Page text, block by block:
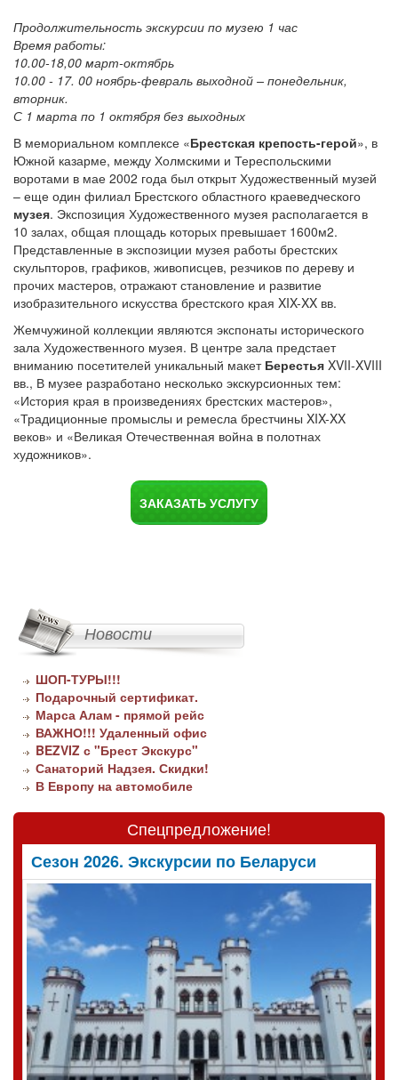
Продолжительность экскурсии по музею 1 час
Время работы:
10.00-18,00 март-октябрь
10.00 - 17. 00 ноябрь-февраль выходной – понедельник,
вторник.
С 1 марта по 1 октября без выходных
В мемориальном комплексе «Брестская крепость-герой», в
Южной казарме, между Холмскими и Тереспольскими
воротами в мае 2002 года был открыт Художественный музей
– еще один филиал Брестского областного краеведческого
музея. Экспозиция Художественного музея располагается в
10 залах, общая площадь которых превышает 1600м2.
Представленные в экспозиции музея работы брестских
скульпторов, графиков, живописцев, резчиков по дереву и
прочих мастеров, отражают становление и развитие
изобразительного искусства брестского края XIX-XX вв.
Жемчужиной коллекции являются экспонаты исторического
зала Художественного музея. В центре зала предстает
вниманию посетителей уникальный макет Берестья XVII-XVIII
вв., В музее разработано несколько экскурсионных тем:
«История края в произведениях брестских мастеров»,
«Традиционные промыслы и ремесла брестчины XIX-XX
веков» и «Великая Отечественная война в полотнах
художников».
ЗАКАЗАТЬ УСЛУГУ
Новости
ШОП-ТУРЫ!!!
Подарочный сертификат.
Марса Алам - прямой рейс
ВАЖНО!!! Удаленный офис
BEZVIZ с "Брест Экскурс"
Санаторий Надзея. Скидки!
В Европу на автомобиле
Спецпредложение!
Сезон 2026. Экскурсии по Беларуси